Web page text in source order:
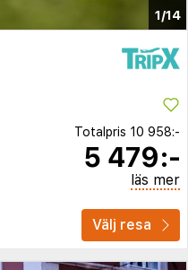
1/14
Totalpris 10 958:-
5 479:-
läs mer
Välj resa